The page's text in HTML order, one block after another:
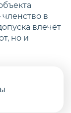
в
влечёт
но и